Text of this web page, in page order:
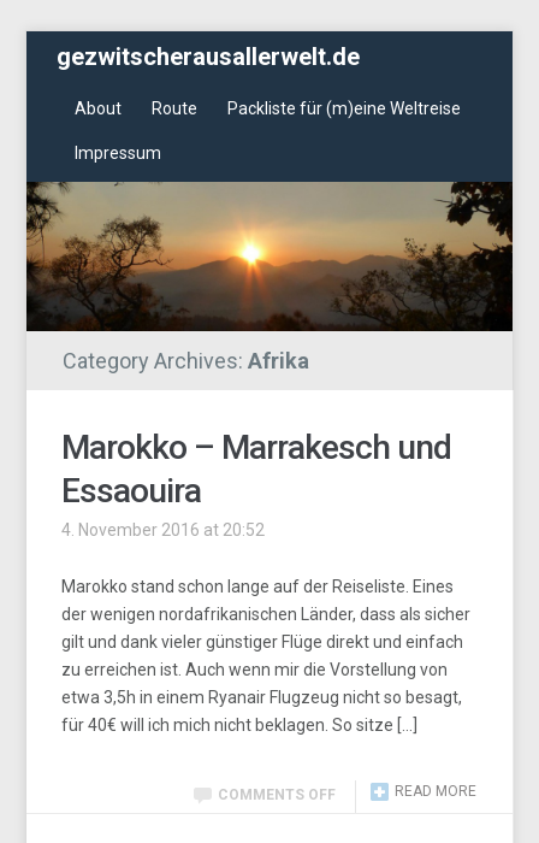
gezwitscherausallerwelt.de
About Route Packliste für (m)eine Weltreise
Impressum
Category Archives:Afrika
Marokko – Marrakesch und
Essaouira
4. November 2016 at 20:52
Marokko stand schon lange auf der Reiseliste. Eines
der wenigen nordafrikanischen Länder, dass als sicher
gilt und dank vieler günstiger Flüge direkt und einfach
zu erreichen ist. Auch wenn mir die Vorstellung von
etwa 3,5h in einem Ryanair Flugzeug nicht so besagt,
für 40€ will ich mich nicht beklagen. So sitze […]
READ MORE
COMMENTS OFF